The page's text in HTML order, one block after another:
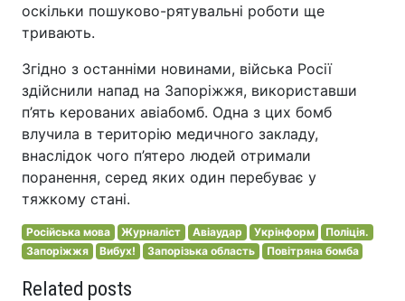
оскільки пошуково-рятувальні роботи ще
тривають.
Згідно з останніми новинами, війська Росії
здійснили напад на Запоріжжя, використавши
п’ять керованих авіабомб. Одна з цих бомб
влучила в територію медичного закладу,
внаслідок чого п’ятеро людей отримали
поранення, серед яких один перебуває у
тяжкому стані.
Російська мова Журналіст Авіаудар Укрінформ
Поліція.
Запоріжжя
Вибух! Запорізька область Повітряна бомба
Related posts